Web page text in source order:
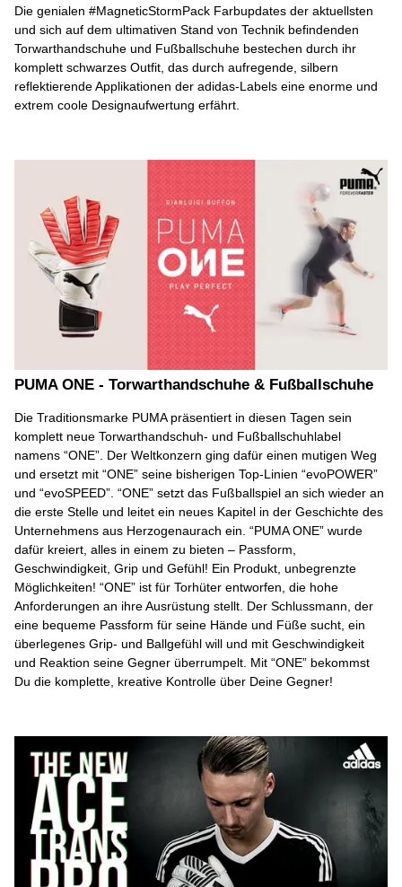
Die genialen #MagneticStormPack Farbupdates der aktuellsten
und sich auf dem ultimativen Stand von Technik befindenden
Torwarthandschuhe und Fußballschuhe bestechen durch ihr
komplett schwarzes Outfit, das durch aufregende, silbern
reflektierende Applikationen der adidas-Labels eine enorme und
extrem coole Designaufwertung erfährt.
PUMA ONE - Torwarthandschuhe & Fußballschuhe
Die Traditionsmarke PUMA präsentiert in diesen Tagen sein
komplett neue Torwarthandschuh- und Fußballschuhlabel
namens “ONE”. Der Weltkonzern ging dafür einen mutigen Weg
und ersetzt mit “ONE” seine bisherigen Top-Linien “evoPOWER”
und “evoSPEED”. “ONE” setzt das Fußballspiel an sich wieder an
die erste Stelle und leitet ein neues Kapitel in der Geschichte des
Unternehmens aus Herzogenaurach ein. “PUMA ONE” wurde
dafür kreiert, alles in einem zu bieten – Passform,
Geschwindigkeit, Grip und Gefühl! Ein Produkt, unbegrenzte
Möglichkeiten! “ONE” ist für Torhüter entworfen, die hohe
Anforderungen an ihre Ausrüstung stellt. Der Schlussmann, der
eine bequeme Passform für seine Hände und Füße sucht, ein
überlegenes Grip- und Ballgefühl will und mit Geschwindigkeit
und Reaktion seine Gegner überrumpelt. Mit “ONE” bekommst
Du die komplette, kreative Kontrolle über Deine Gegner!